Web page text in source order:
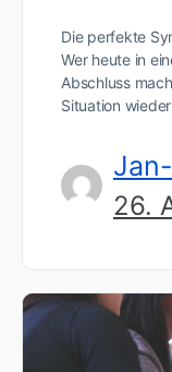
Die perfekte
Wer heute in
Abschluss
Situation
26.